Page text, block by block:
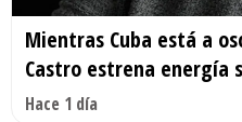
Mientras Cuba está a
Castro estrena energía
Hace 1 día